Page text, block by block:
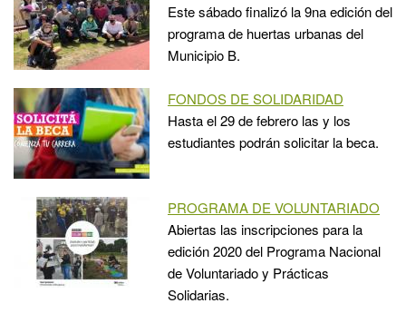
Este sábado finalizó la 9na edición del
programa de huertas urbanas del
Municipio B.
FONDOS DE SOLIDARIDAD
Hasta el 29 de febrero las y los
estudiantes podrán solicitar la beca.
PROGRAMA DE VOLUNTARIADO
Abiertas las inscripciones para la
edición 2020 del Programa Nacional
de Voluntariado y Prácticas
Solidarias.